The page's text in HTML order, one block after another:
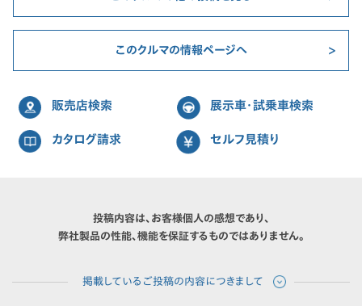
このクルマの情報ページへ
販売店検索 展示車・試乗車検索
カタログ請求 セルフ見積り
投稿内容は、お客様個人の感想であり、
弊社製品の性能、機能を保証するものではありません。